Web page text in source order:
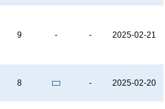
9 - - 2025-02-21
8 - 2025-02-20